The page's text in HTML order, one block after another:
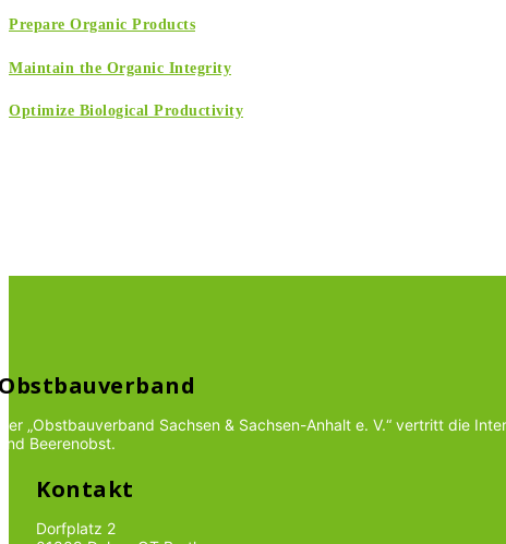
Prepare Organic Products
Maintain the Organic Integrity
Optimize Biological Productivity
„Obstbauverband Sachsen & Sachsen-Anhalt e. V.“ vertritt die
Beerenobst.
Kontakt
Dorfplatz 2